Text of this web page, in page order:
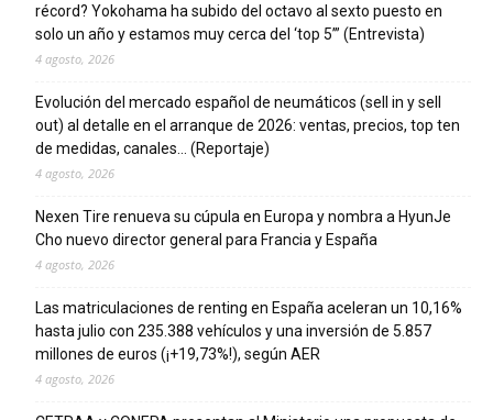
récord? Yokohama ha subido del octavo al sexto puesto en
solo un año y estamos muy cerca del ‘top 5’” (Entrevista)
4 agosto, 2026
Evolución del mercado español de neumáticos (sell in y sell
out) al detalle en el arranque de 2026: ventas, precios, top ten
de medidas, canales… (Reportaje)
4 agosto, 2026
Nexen Tire renueva su cúpula en Europa y nombra a HyunJe
Cho nuevo director general para Francia y España
4 agosto, 2026
Las matriculaciones de renting en España aceleran un 10,16%
hasta julio con 235.388 vehículos y una inversión de 5.857
millones de euros (¡+19,73%!), según AER
4 agosto, 2026